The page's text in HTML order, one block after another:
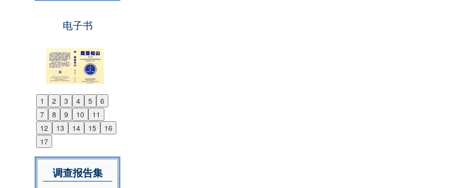
电子书
1 2 3 4 5
6
7
8 9 10
11
12
13 14 15
16
17
Previous
Next
调查报告集